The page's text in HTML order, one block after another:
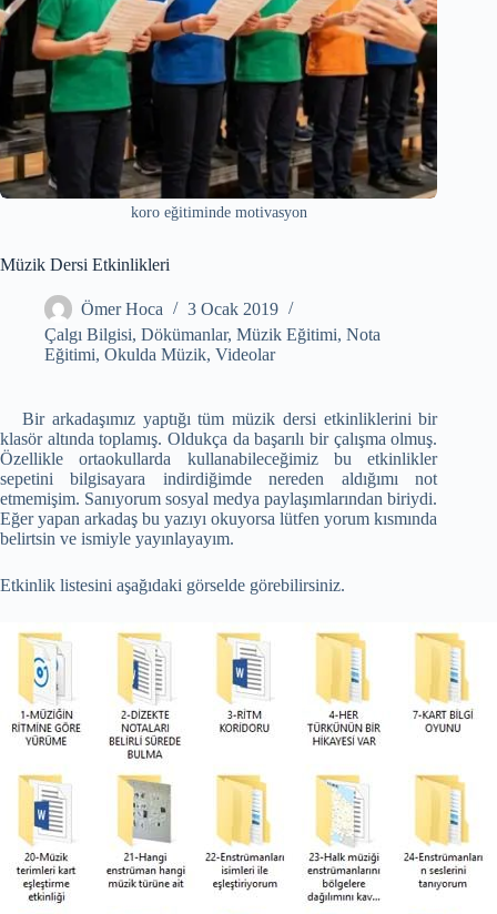
koro eğitiminde motivasyon
Müzik Dersi Etkinlikleri
Ömer Hoca
3 Ocak 2019
Çalgı Bilgisi, Dökümanlar, Müzik Eğitimi, Nota
Eğitimi, Okulda Müzik, Videolar
Bir arkadaşımız yaptığı tüm müzik dersi etkinliklerini bir
klasör altında toplamış. Oldukça da başarılı bir çalışma olmuş.
Özellikle ortaokullarda kullanabileceğimiz bu etkinlikler
sepetini bilgisayara indirdiğimde nereden aldığımı not
etmemişim. Sanıyorum sosyal medya paylaşımlarından biriydi.
Eğer yapan arkadaş bu yazıyı okuyorsa lütfen yorum kısmında
belirtsin ve ismiyle yayınlayayım.
Etkinlik listesini aşağıdaki görselde görebilirsiniz.